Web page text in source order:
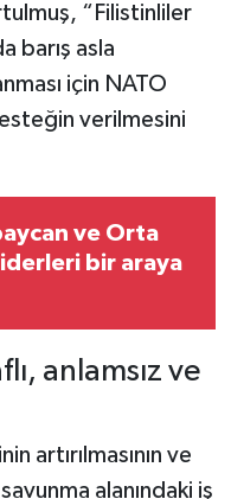
“Filistinliler
barış asla
için NATO
verilmesini
ve Orta
bir araya
anlamsız ve
artırılmasının ve
alanındaki iş